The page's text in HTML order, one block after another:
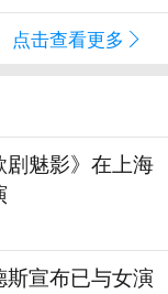
点击查看更多
剧魅影》在上海
宣布已与女演